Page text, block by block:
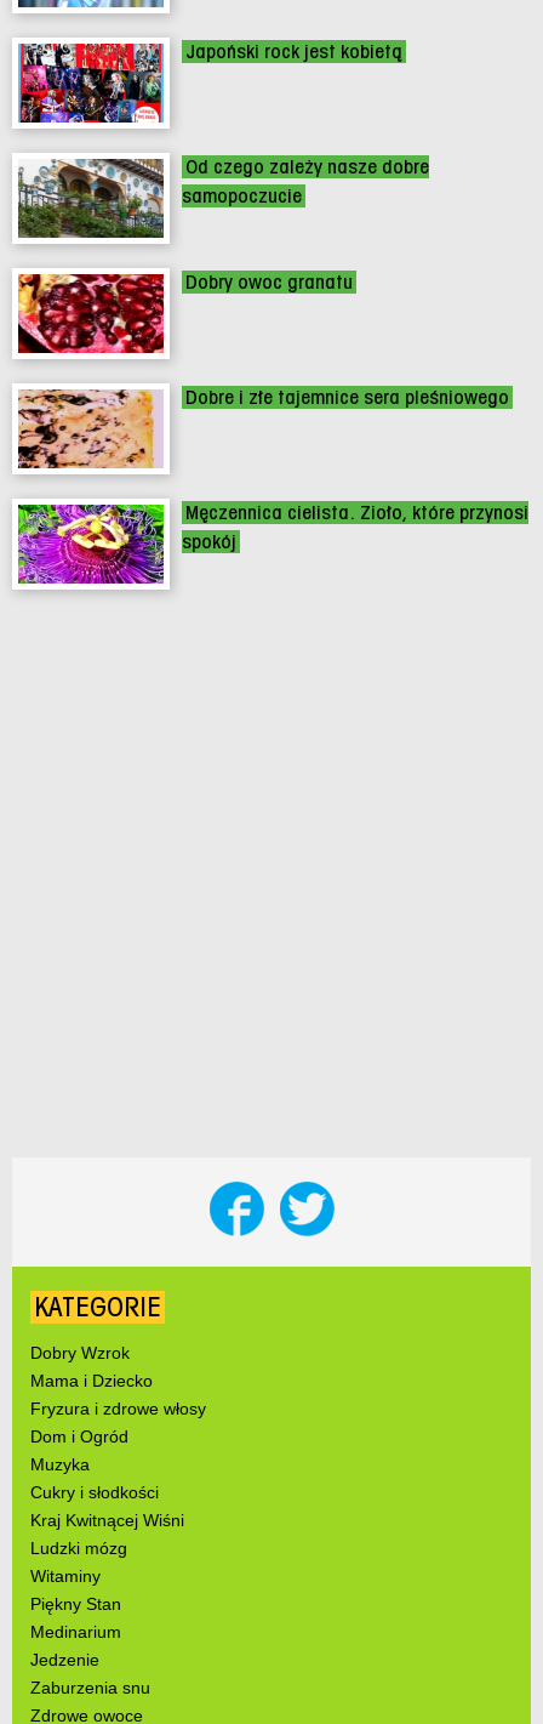
Japoński rock jest kobietą
Od czego zależy nasze dobre
samopoczucie
Dobry owoc granatu
Dobre i złe tajemnice sera pleśniowego
Męczennica cielista. Zioło, które przynosi
spokój
KATEGORIE
Dobry Wzrok
Mama i Dziecko
Fryzura i zdrowe włosy
Dom i Ogród
Muzyka
Cukry i słodkości
Kraj Kwitnącej Wiśni
Ludzki mózg
Witaminy
Piękny Stan
Medinarium
Jedzenie
Zaburzenia snu
Zdrowe owoce